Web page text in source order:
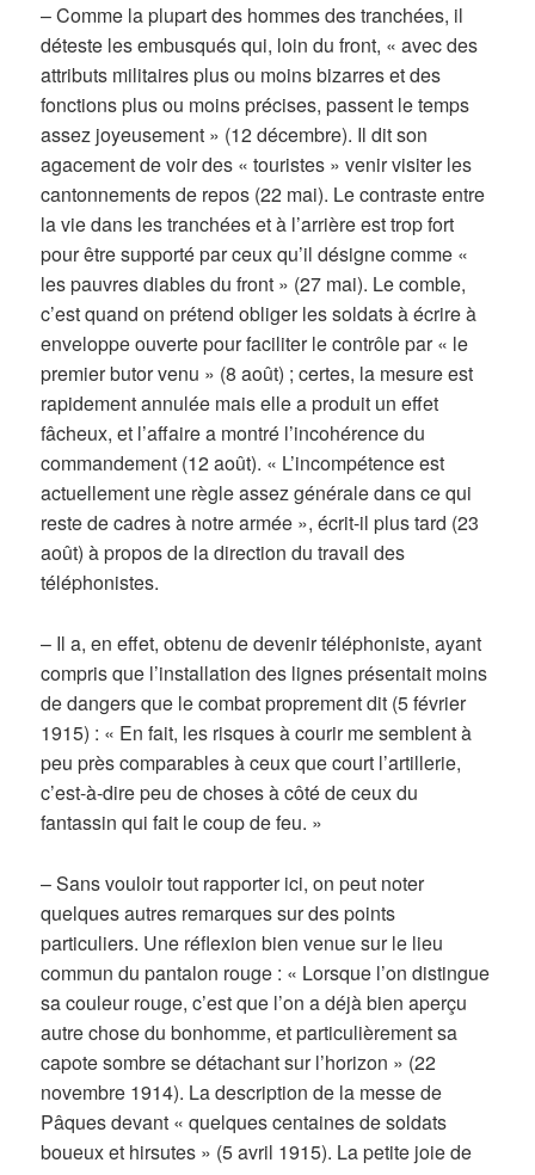
– Comme la plupart des hommes des tranchées, il
déteste les embusqués qui, loin du front, « avec des
attributs militaires plus ou moins bizarres et des
fonctions plus ou moins précises, passent le temps
assez joyeusement » (12 décembre). Il dit son
agacement de voir des « touristes » venir visiter les
cantonnements de repos (22 mai). Le contraste entre
la vie dans les tranchées et à l’arrière est trop fort
pour être supporté par ceux qu’il désigne comme «
les pauvres diables du front » (27 mai). Le comble,
c’est quand on prétend obliger les soldats à écrire à
enveloppe ouverte pour faciliter le contrôle par « le
premier butor venu » (8 août) ; certes, la mesure est
rapidement annulée mais elle a produit un effet
fâcheux, et l’affaire a montré l’incohérence du
commandement (12 août). « L’incompétence est
actuellement une règle assez générale dans ce qui
reste de cadres à notre armée », écrit-il plus tard (23
août) à propos de la direction du travail des
téléphonistes.
– Il a, en effet, obtenu de devenir téléphoniste, ayant
compris que l’installation des lignes présentait moins
de dangers que le combat proprement dit (5 février
1915) : « En fait, les risques à courir me semblent à
peu près comparables à ceux que court l’artillerie,
c’est-à-dire peu de choses à côté de ceux du
fantassin qui fait le coup de feu. »
– Sans vouloir tout rapporter ici, on peut noter
quelques autres remarques sur des points
particuliers. Une réflexion bien venue sur le lieu
commun du pantalon rouge : « Lorsque l’on distingue
sa couleur rouge, c’est que l’on a déjà bien aperçu
autre chose du bonhomme, et particulièrement sa
capote sombre se détachant sur l’horizon » (22
novembre 1914). La description de la messe de
Pâques devant « quelques centaines de soldats
boueux et hirsutes » (5 avril 1915). La petite joie de